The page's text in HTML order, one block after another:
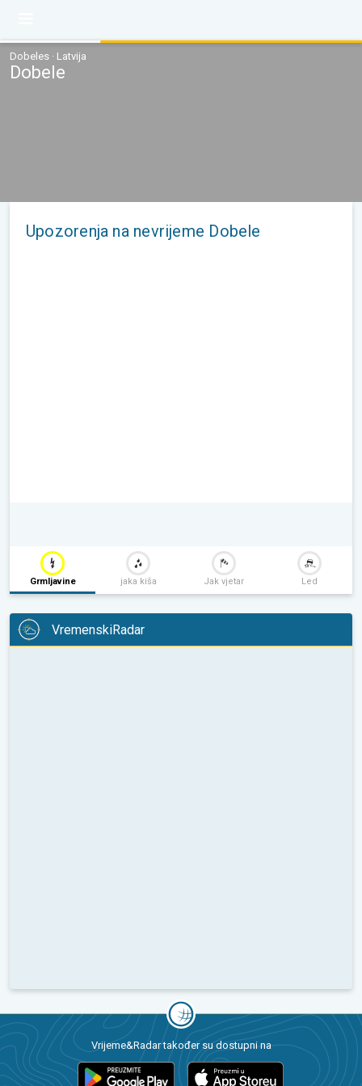
Dobeles · Latvija
Dobele
Upozorenja na nevrijeme Dobele
Grmljavine jaka kiša Jak vjetar Led
VremenskiRadar
Vrijeme&Radar također su dostupni na